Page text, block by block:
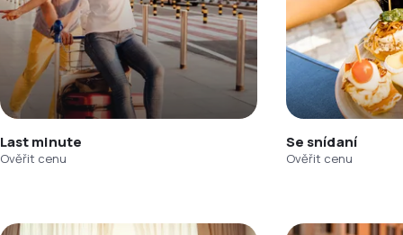
Last minute
Ověřit cenu
Se snídaní
Ověřit cenu